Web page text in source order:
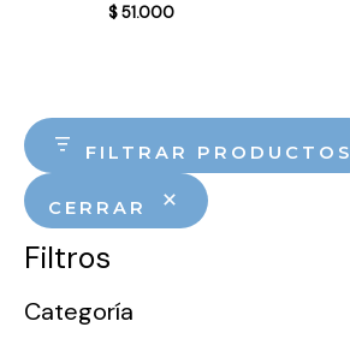
FILTRAR PRODUCTOS
CERRAR
Filtros
Categoría
$51.000